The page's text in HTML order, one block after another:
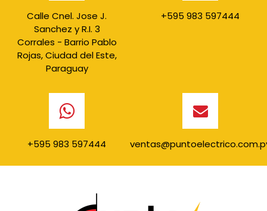
Calle Cnel. Jose J.
Sanchez y R.I. 3
Corrales - Barrio Pablo
Rojas, Ciudad del Este,
Paraguay
+595 983 597444
+595 983 597444